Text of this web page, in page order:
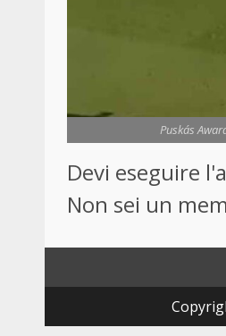
Puskás
Devi eseguire
Non sei un